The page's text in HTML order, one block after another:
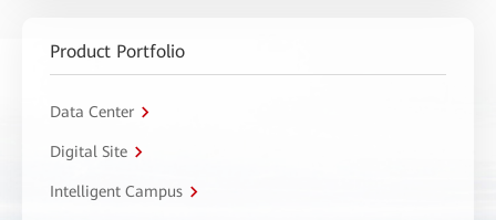
Product Portfolio
Data Center
Digital Site
Intelligent Campus